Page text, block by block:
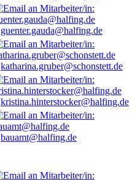
guenter.gauda@halfing.de
katharina.gruber@schonstett.de
kristina.hinterstocker@halfing.de
bauamt@halfing.de